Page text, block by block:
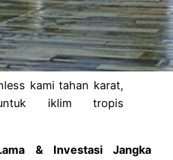
kami tahan karat,
iklim tropis
& Investasi Jangka